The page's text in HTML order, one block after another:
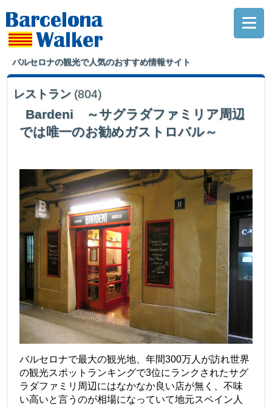
バルセロナの観光で人気のおすすめ情報サイト
レストラン (804)
Bardeni ～サグラダファミリア周辺
では唯一のお勧めガストロバル～
バルセロナで最大の観光地、年間300万人が訪れ世界
の観光スポットランキングで3位にランクされたサグ
ラダファミリ周辺にはなかなか良い店が無く、不味
い高いと言うのが相場になっていて地元スペイン人